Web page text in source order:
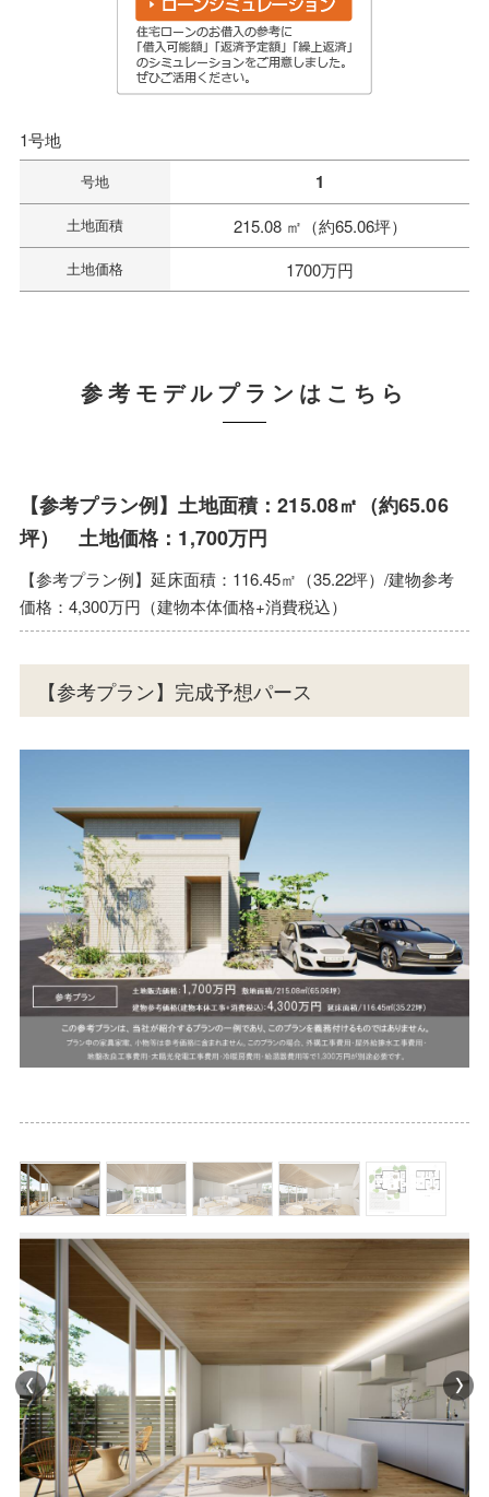
1号地
号地 1
土地面積 215.08 ㎡（約65.06坪）
土地価格 1700万円
参考モデルプランはこちら
【参考プラン例】土地面積：215.08㎡（約65.06
坪） 土地価格：1,700万円
【参考プラン例】延床面積：116.45㎡（35.22坪）/建物参考
価格：4,300万円（建物本体価格+消費税込）
【参考プラン】完成予想パース